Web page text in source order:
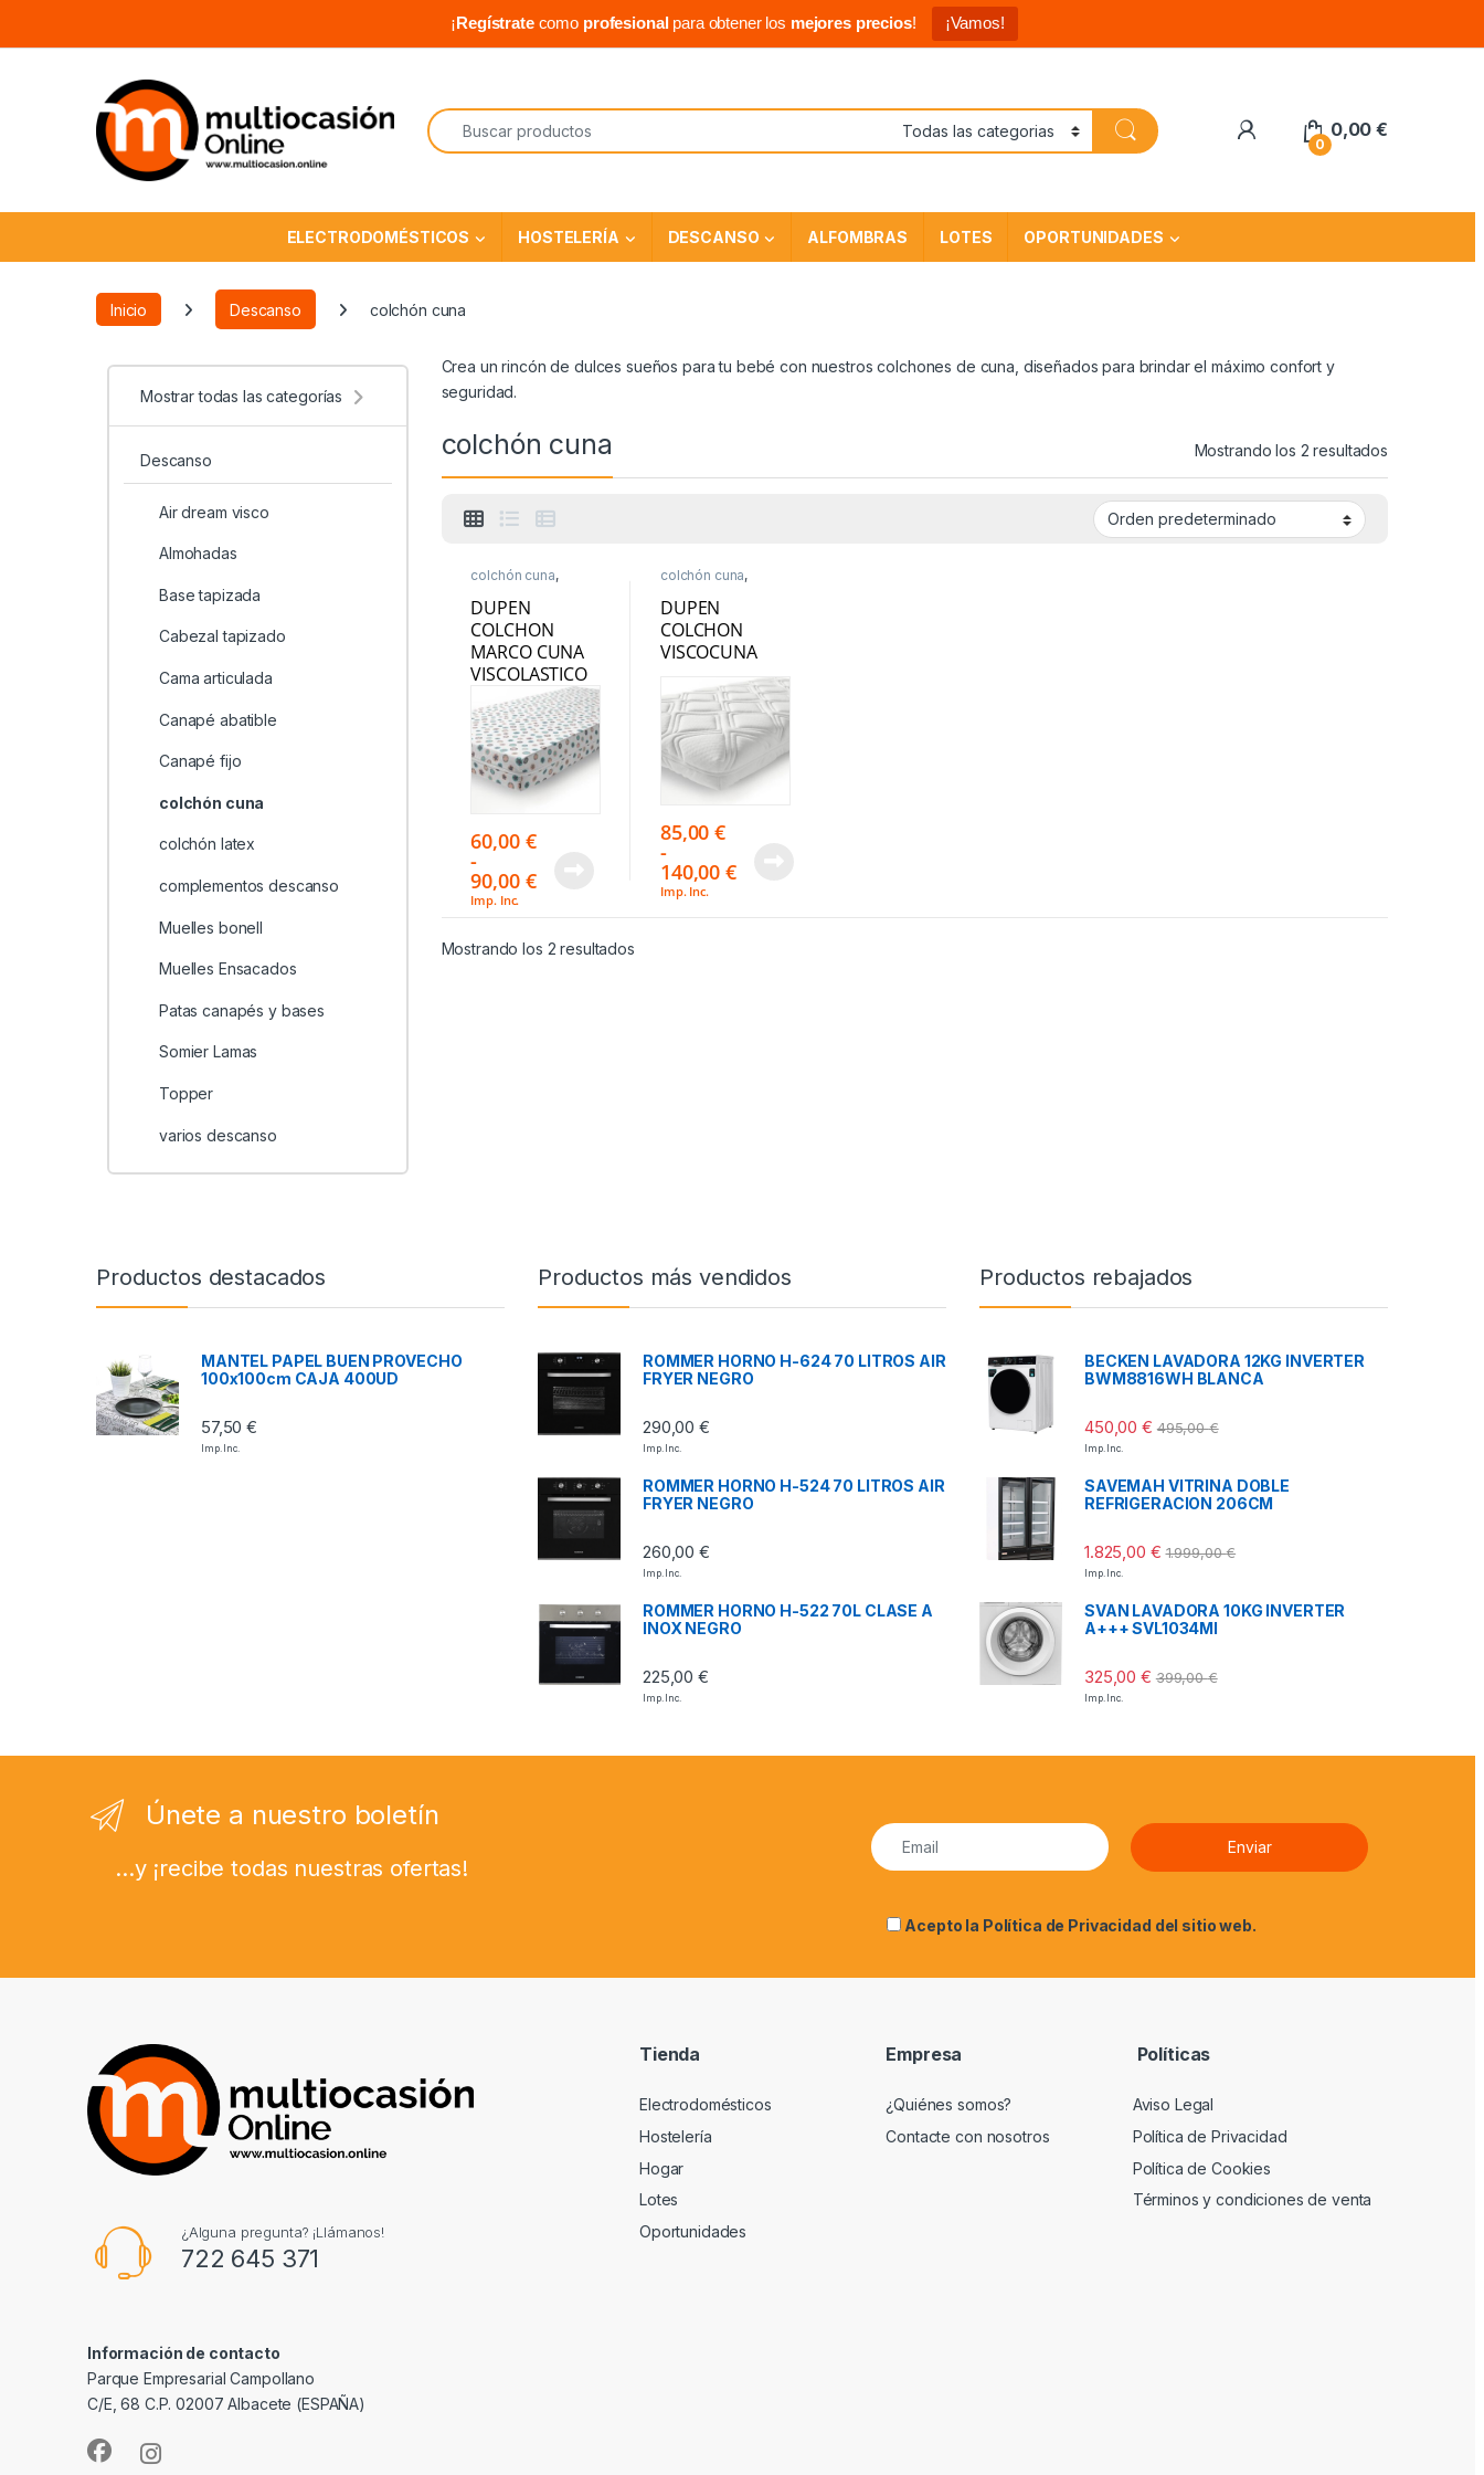
¡Regístratecomo profesionalpara obtener los mejores precios! ¡Vamos!
0
0,00€
ELECTRODOMÉSTICOS HOSTELERÍA DESCANSO ALFOMBRAS LOTES OPORTUNIDADES
Inicio Descanso colchón cuna
Mostrar todas las categorías
Descanso
Air dream visco
Almohadas
Base tapizada
Cabezal tapizado
Cama articulada
Canapé abatible
Canapé fijo
colchón cuna
colchón latex
complementos descanso
Muelles bonell
Muelles Ensacados
Patas canapés y bases
Somier Lamas
Topper
varios descanso
Crea un rincón de dulces sueños para tu bebé con nuestros colchones de cuna, diseñados para brindar el máximo confort y
seguridad.
colchón cuna Mostrando los 2 resultados
colchón cuna,
DUPEN
COLCHON
MARCO CUNA
VISCOLASTICO
60,00 €
-
90,00 €
Imp. Inc.
colchón cuna,
DUPEN
COLCHON
VISCOCUNA
85,00€
-
140,00€
Imp. Inc.
Mostrando los 2 resultados
Productos destacados
MANTEL PAPEL BUEN PROVECHO
100x100cm CAJA 400UD
57,50€
Imp. Inc.
Productos más vendidos
ROMMER HORNO H-624 70 LITROS AIR
FRYER NEGRO
290,00€
Imp. Inc.
ROMMER HORNO H-524 70 LITROS AIR
FRYER NEGRO
260,00€
Imp. Inc.
ROMMER HORNO H-522 70L CLASE A
INOX NEGRO
225,00€
Imp. Inc.
Productos rebajados
BECKEN LAVADORA 12KG INVERTER
BWM8816WH BLANCA
450,00€ 495,00€
Imp. Inc.
SAVEMAH VITRINA DOBLE
REFRIGERACION 206CM
1.825,00 € 1.999,00€
Imp. Inc.
SVAN LAVADORA 10KG INVERTER
A+++ SVL1034MI
325,00€ 399,00€
Imp. Inc.
Únete a nuestro boletín
...y ¡recibe todas nuestras ofertas!
Acepto la Política de Privacidad del sitio web.
¿Alguna pregunta? ¡Llámanos!
722 645 371
Información de contacto
Parque Empresarial Campollano
C/E, 68 C.P. 02007 Albacete (ESPAÑA)
Tienda
Electrodomésticos
Hostelería
Hogar
Lotes
Oportunidades
Empresa
¿Quiénes somos?
Contacte con nosotros
Políticas
Aviso Legal
Política de Privacidad
Política de Cookies
Términos y condiciones de venta